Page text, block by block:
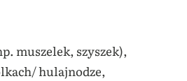
muszelek, szyszek),
hulajnodze,